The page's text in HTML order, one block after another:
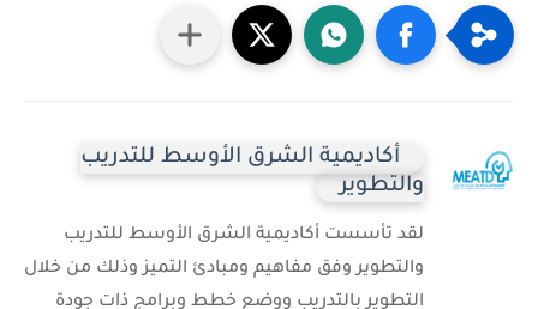
أكاديمية الشرق الأوسط للتدريب
والتطوير
لقد تأسست أكاديمية الشرق الأوسط للتدريب
والتطوير وفق مفاهيم ومبادئ التميز وذلك من خلال
التطوير بالتدريب ووضع خطط وبرامج ذات جودة